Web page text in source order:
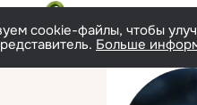
cookie-файлы, чтобы
Больше